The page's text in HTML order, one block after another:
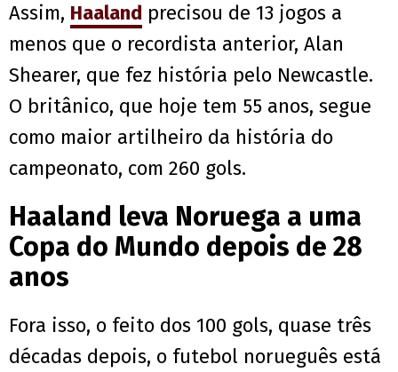
Assim, Haaland precisou de 13 jogos a
menos que o recordista anterior, Alan
Shearer, que fez história pelo Newcastle.
O britânico, que hoje tem 55 anos, segue
como maior artilheiro da história do
campeonato, com 260 gols.
Haaland leva Noruega a uma
Copa do Mundo depois de 28
anos
Fora isso, o feito dos 100 gols, quase três
décadas depois, o futebol norueguês está